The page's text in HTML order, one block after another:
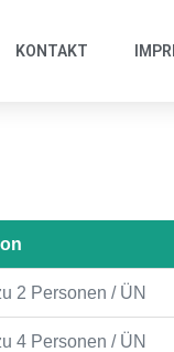
KONTAKT
2 Personen / ÜN
4 Personen / ÜN